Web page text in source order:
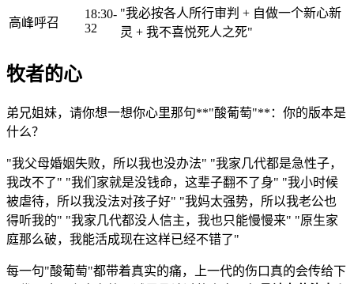
高峰呼召
18:30-
32
"我必按各人所行审判 + 自做一个新心新
灵 + 我不喜悦死人之死"
牧者的心
弟兄姐妹，请你想一想你心里那句**"酸葡萄"**：你的版本是
什么？
"我父母婚姻失败，所以我也没办法" "我家几代都是急性子，
我改不了" "我们家就是没钱命，这辈子翻不了身" "我小时候
被虐待，所以我没法对孩子好" "我妈太强势，所以我老公也
得听我的" "我家几代都没人信主，我也只能慢慢来" "原生家
庭那么破，我能活成现在这样已经不错了"
每一句"酸葡萄"都带着真实的痛，上一代的伤口真的会传给下